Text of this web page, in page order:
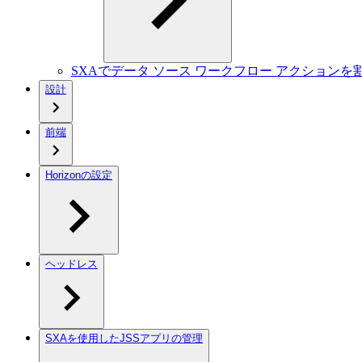
SXAでデータ ソース ワークフロー アクションを
設計
前端
Horizonの設定
ヘッドレス
SXAを使用したJSSアプリの管理